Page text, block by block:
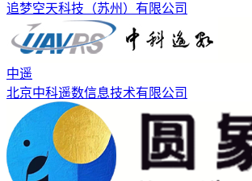
追梦空天科技（苏州）有限公司
中遥
北京中科遥数信息技术有限公司